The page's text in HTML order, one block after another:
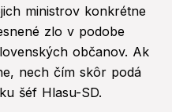
ministrov konkrétne
zlo v podobe
občanov. Ak
nech čím skôr podá
šéf Hlasu-SD.